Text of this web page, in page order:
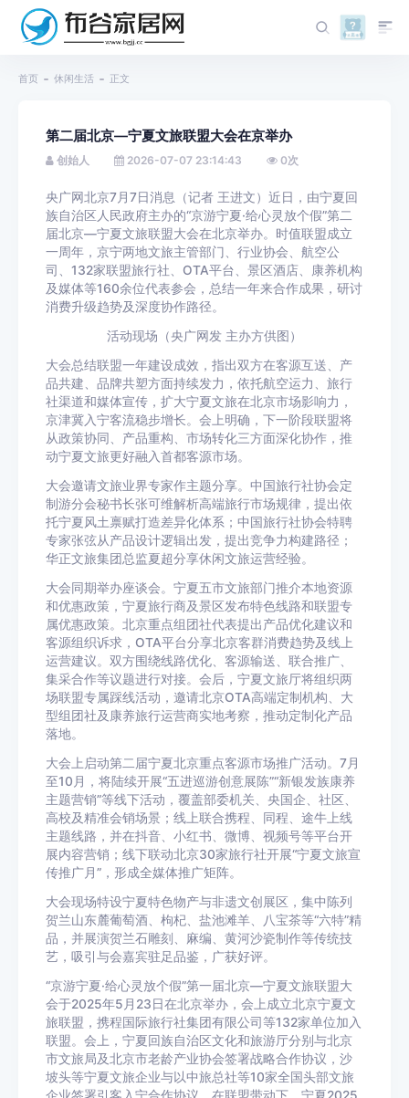
首页 休闲生活 正文
第二届北京—宁夏文旅联盟大会在京举办
创始人 2026-07-07 23:14:43 0次
央广网北京7月7日消息（记者 王进文）近日，由宁夏回
族自治区人民政府主办的“京游宁夏·给心灵放个假”第二
届北京—宁夏文旅联盟大会在北京举办。时值联盟成立
一周年，京宁两地文旅主管部门、行业协会、航空公
司、132家联盟旅行社、OTA平台、景区酒店、康养机构
及媒体等160余位代表参会，总结一年来合作成果，研讨
消费升级趋势及深度协作路径。
活动现场（央广网发 主办方供图）
大会总结联盟一年建设成效，指出双方在客源互送、产
品共建、品牌共塑方面持续发力，依托航空运力、旅行
社渠道和媒体宣传，扩大宁夏文旅在北京市场影响力，
京津冀入宁客流稳步增长。会上明确，下一阶段联盟将
从政策协同、产品重构、市场转化三方面深化协作，推
动宁夏文旅更好融入首都客源市场。
大会邀请文旅业界专家作主题分享。中国旅行社协会定
制游分会秘书长张可维解析高端旅行市场规律，提出依
托宁夏风土禀赋打造差异化体系；中国旅行社协会特聘
专家张弦从产品设计逻辑出发，提出竞争力构建路径；
华正文旅集团总监夏超分享休闲文旅运营经验。
大会同期举办座谈会。宁夏五市文旅部门推介本地资源
和优惠政策，宁夏旅行商及景区发布特色线路和联盟专
属优惠政策。北京重点组团社代表提出产品优化建议和
客源组织诉求，OTA平台分享北京客群消费趋势及线上
运营建议。双方围绕线路优化、客源输送、联合推广、
集采合作等议题进行对接。会后，宁夏文旅厅将组织两
场联盟专属踩线活动，邀请北京OTA高端定制机构、大
型组团社及康养旅行运营商实地考察，推动定制化产品
落地。
大会上启动第二届宁夏北京重点客源市场推广活动。7月
至10月，将陆续开展“五进巡游创意展陈”“新银发族康养
主题营销”等线下活动，覆盖部委机关、央国企、社区、
高校及精准会销场景；线上联合携程、同程、途牛上线
主题线路，并在抖音、小红书、微博、视频号等平台开
展内容营销；线下联动北京30家旅行社开展“宁夏文旅宣
传推广月”，形成全媒体推广矩阵。
大会现场特设宁夏特色物产与非遗文创展区，集中陈列
贺兰山东麓葡萄酒、枸杞、盐池滩羊、八宝茶等“六特”精
品，并展演贺兰石雕刻、麻编、黄河沙瓷制作等传统技
艺，吸引与会嘉宾驻足品鉴，广获好评。
“京游宁夏·给心灵放个假”第一届北京—宁夏文旅联盟大
会于2025年5月23日在北京举办，会上成立北京宁夏文
旅联盟，携程国际旅行社集团有限公司等132家单位加入
联盟。会上，宁夏回族自治区文化和旅游厅分别与北京
市文旅局及北京市老龄产业协会签署战略合作协议，沙
坡头等宁夏文旅企业与以中旅总社等10家全国头部文旅